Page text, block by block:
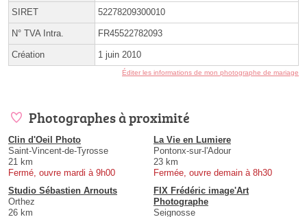
SIRET 52278209300010
N° TVA Intra. FR45522782093
Création 1 juin 2010
Éditer les informations de mon photographe de mariage
Photographes à proximité
Clin d'Oeil Photo
Saint-Vincent-de-Tyrosse
21 km
Fermé, ouvre mardi à 9h00
La Vie en Lumiere
Pontonx-sur-l'Adour
23 km
Fermée, ouvre demain à 8h30
Studio Sébastien Arnouts
Orthez
26 km
FIX Frédéric image'Art
Photographe
Seignosse